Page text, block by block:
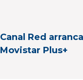
Canal Red
Movistar Plus+